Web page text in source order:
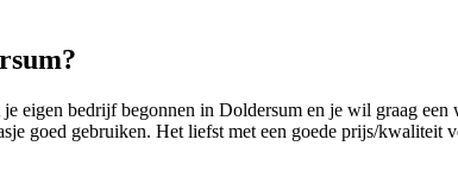
eigen bedrijf begonnen in Doldersum en je wil graag
goed gebruiken. Het liefst met een goede prijs/kwaliteit